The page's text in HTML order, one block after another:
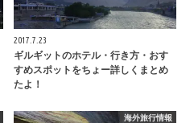
2017.7.23
ギルギットのホテル・行き方・おす
すめスポットをちょー詳しくまとめ
たよ！
海外旅行情報